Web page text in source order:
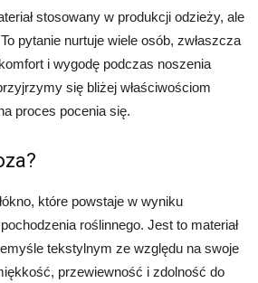
stosowany w produkcji odzieży, ale
pytanie nurtuje wiele osób, zwłaszcza
i wygodę podczas noszenia
się bliżej właściwościom
proces pocenia się.
które powstaje w wyniku
roślinnego. Jest to materiał
tekstylnym ze względu na swoje
przewiewność i zdolność do